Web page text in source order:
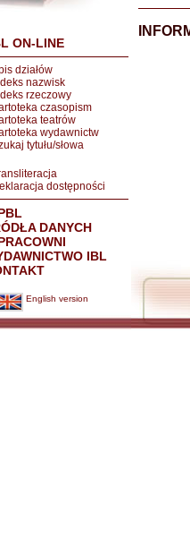
ON-LINE
działów
nazwisk
rzeczowy
czasopism
teatrów
wydawnictw
tytułu/słowa
dostępności
DANYCH
IBL
English version